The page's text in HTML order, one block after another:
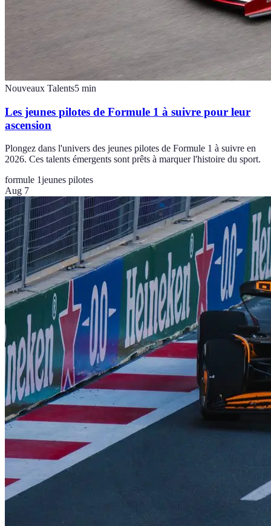
Nouveaux Talents5 min
Les jeunes pilotes de Formule 1 à suivre pour leur
ascension
Plongez dans l'univers des jeunes pilotes de Formule 1 à suivre en
2026. Ces talents émergents sont prêts à marquer l'histoire du sport.
formule 1jeunes pilotes
Aug 7